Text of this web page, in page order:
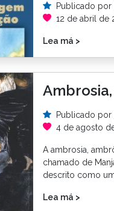
Publicado por
12 de abril de
Lea má >
Publicado por
4 de agosto
A ambrosia,
chamado de
descrito como
Lea má >